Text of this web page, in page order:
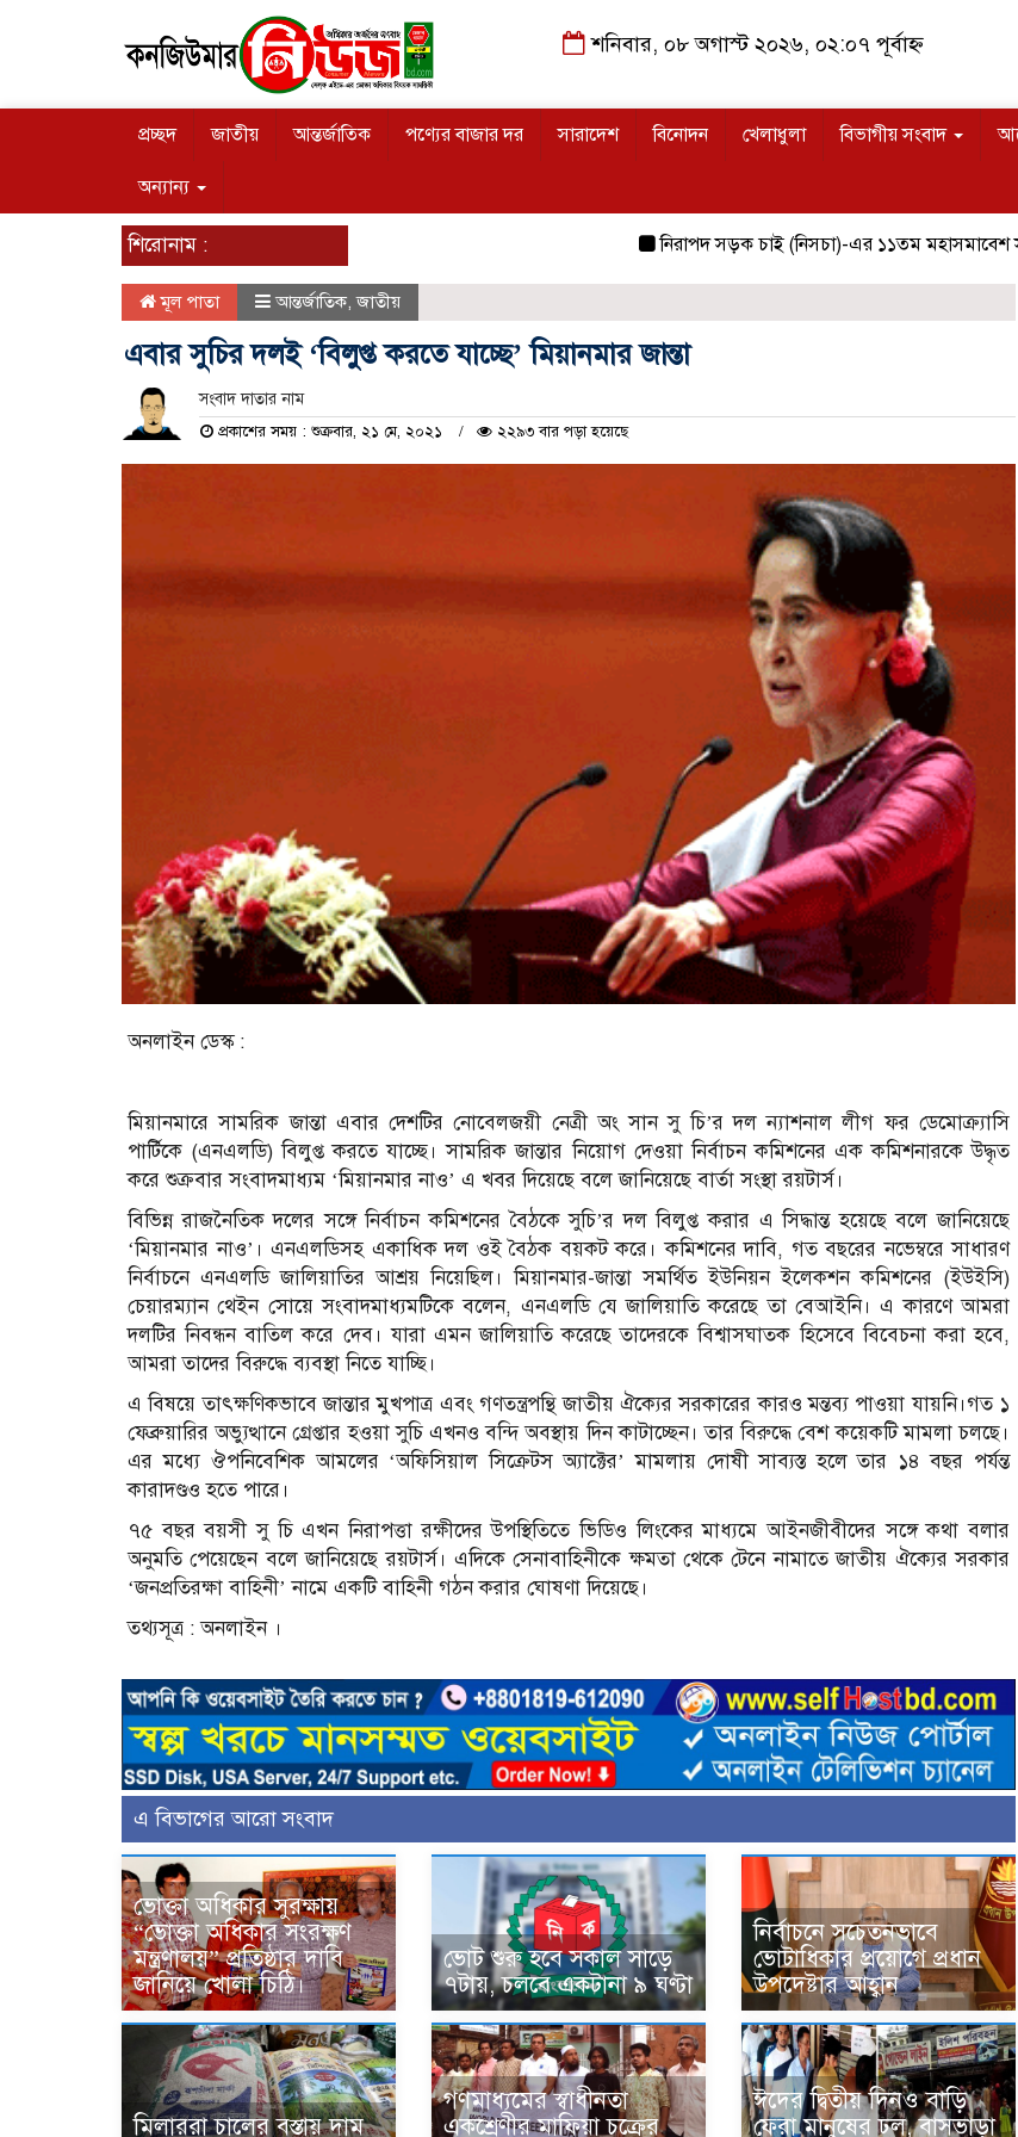
শনিবার, ০৮ অগাস্ট ২০২৬, ০২:০৭ পূর্বাহ্ন
প্রচ্ছদ জাতীয় আন্তর্জাতিক পণ্যের বাজার দর সারাদেশ বিনোদন খেলাধুলা বিভাগীয় সংবাদ
অন্যান্য
শিরোনাম : নিরাপদ সড়ক চাই (নিসচা)-এর ১১তম মহাসমাবেশ
মূল পাতা আন্তর্জাতিক,জাতীয়
এবার সুচির দলই ‘বিলুপ্ত করতে যাচ্ছে’ মিয়ানমার জান্তা
সংবাদ দাতার নাম
প্রকাশের সময় : শুক্রবার, ২১ মে, ২০২১ ২২৯৩ বার পড়া হয়েছে
অনলাইন ডেস্ক :
মিয়ানমারে সামরিক জান্তা এবার দেশটির নোবেলজয়ী নেত্রী অং সান সু চি’র দল ন্যাশনাল লীগ ফর ডেমোক্র্যাসি
পার্টিকে (এনএলডি) বিলুপ্ত করতে যাচ্ছে। সামরিক জান্তার নিয়োগ দেওয়া নির্বাচন কমিশনের এক কমিশনারকে উদ্ধৃত
করে শুক্রবার সংবাদমাধ্যম ‘মিয়ানমার নাও’ এ খবর দিয়েছে বলে জানিয়েছে বার্তা সংস্থা রয়টার্স।
বিভিন্ন রাজনৈতিক দলের সঙ্গে নির্বাচন কমিশনের বৈঠকে সুচি’র দল বিলুপ্ত করার এ সিদ্ধান্ত হয়েছে বলে জানিয়েছে
‘মিয়ানমার নাও’। এনএলডিসহ একাধিক দল ওই বৈঠক বয়কট করে। কমিশনের দাবি, গত বছরের নভেম্বরে সাধারণ
নির্বাচনে এনএলডি জালিয়াতির আশ্রয় নিয়েছিল। মিয়ানমার-জান্তা সমর্থিত ইউনিয়ন ইলেকশন কমিশনের (ইউইসি)
চেয়ারম্যান থেইন সোয়ে সংবাদমাধ্যমটিকে বলেন, এনএলডি যে জালিয়াতি করেছে তা বেআইনি। এ কারণে আমরা
দলটির নিবন্ধন বাতিল করে দেব। যারা এমন জালিয়াতি করেছে তাদেরকে বিশ্বাসঘাতক হিসেবে বিবেচনা করা হবে,
আমরা তাদের বিরুদ্ধে ব্যবস্থা নিতে যাচ্ছি।
এ বিষয়ে তাৎক্ষণিকভাবে জান্তার মুখপাত্র এবং গণতন্ত্রপন্থি জাতীয় ঐক্যের সরকারের কারও মন্তব্য পাওয়া যায়নি।গত ১
ফেব্রুয়ারির অভ্যুত্থানে গ্রেপ্তার হওয়া সুচি এখনও বন্দি অবস্থায় দিন কাটাচ্ছেন। তার বিরুদ্ধে বেশ কয়েকটি মামলা চলছে।
এর মধ্যে ঔপনিবেশিক আমলের ‘অফিসিয়াল সিক্রেটস অ্যাক্টের’ মামলায় দোষী সাব্যস্ত হলে তার ১৪ বছর পর্যন্ত
কারাদণ্ডও হতে পারে।
৭৫ বছর বয়সী সু চি এখন নিরাপত্তা রক্ষীদের উপস্থিতিতে ভিডিও লিংকের মাধ্যমে আইনজীবীদের সঙ্গে কথা বলার
অনুমতি পেয়েছেন বলে জানিয়েছে রয়টার্স। এদিকে সেনাবাহিনীকে ক্ষমতা থেকে টেনে নামাতে জাতীয় ঐক্যের সরকার
‘জনপ্রতিরক্ষা বাহিনী’ নামে একটি বাহিনী গঠন করার ঘোষণা দিয়েছে।
তথ্যসূত্র : অনলাইন ।
এ বিভাগের আরো সংবাদ
ভোক্তা অধিকার সুরক্ষায়
“ভোক্তা অধিকার সংরক্ষণ
মন্ত্রণালয়” প্রতিষ্ঠার দাবি
জানিয়ে খোলা চিঠি।
ভোট শুরু হবে সকাল সাড়ে
৭টায়, চলবে একটানা ৯ ঘণ্টা
নির্বাচনে সচেতনভাবে
ভোটাধিকার প্রয়োগে প্রধান
উপদেষ্টার আহ্বান
মিলাররা চালের বস্তায় দাম
গণমাধ্যমের স্বাধীনতা
একশ্রেণীর মাফিয়া চক্রের
ঈদের দ্বিতীয় দিনও বাড়ি
ফেরা মানুষের ঢল, বাসভাড়া